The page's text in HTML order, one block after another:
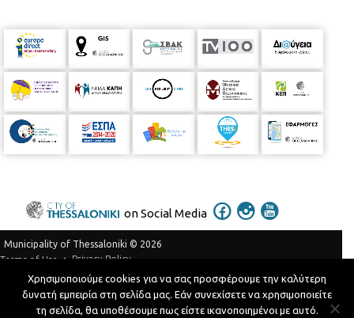
on Social Media
Municipality of Thessaloniki © 2026
Terms of Use
Privacy Policy
Telephone Catalog
Developed byMyCompany Projects
Χρησιμοποιούμε cookies για να σας προσφέρουμε την καλύτερη
δυνατή εμπειρία στη σελίδα μας. Εάν συνεχίσετε να χρησιμοποιείτε
τη σελίδα, θα υποθέσουμε πως είστε ικανοποιημένοι με αυτό.